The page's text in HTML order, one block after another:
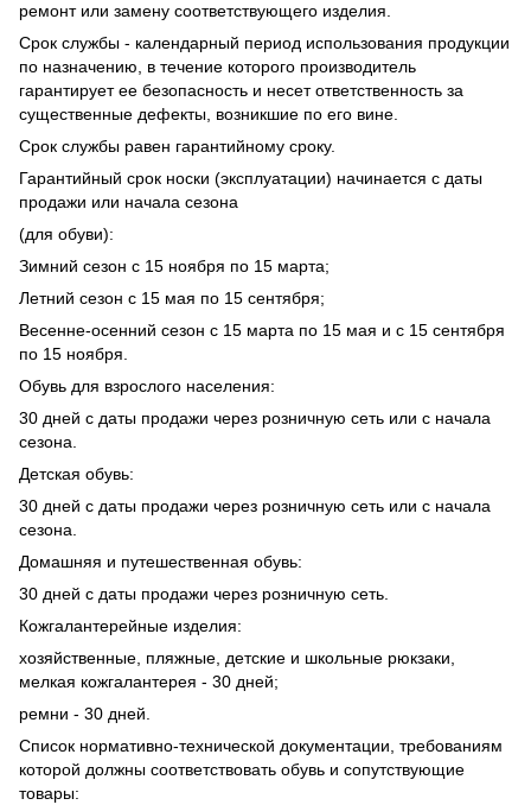
ремонт или замену соответствующего изделия.
Срок службы - календарный период использования продукции
по назначению, в течение которого производитель
гарантирует ее безопасность и несет ответственность за
существенные дефекты, возникшие по его вине.
Срок службы равен гарантийному сроку.
Гарантийный срок носки (эксплуатации) начинается с даты
продажи или начала сезона
(для обуви):
Зимний сезон с 15 ноября по 15 марта;
Летний сезон с 15 мая по 15 сентября;
Весенне-осенний сезон с 15 марта по 15 мая и с 15 сентября
по 15 ноября.
Обувь для взрослого населения:
30 дней с даты продажи через розничную сеть или с начала
сезона.
Детская обувь:
30 дней с даты продажи через розничную сеть или с начала
сезона.
Домашняя и путешественная обувь:
30 дней с даты продажи через розничную сеть.
Кожгалантерейные изделия:
хозяйственные, пляжные, детские и школьные рюкзаки,
мелкая кожгалантерея - 30 дней;
ремни - 30 дней.
Список нормативно-технической документации, требованиям
которой должны соответствовать обувь и сопутствующие
товары: